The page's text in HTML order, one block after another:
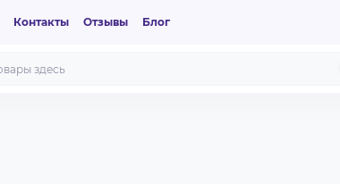
Контакты Отзывы Блог